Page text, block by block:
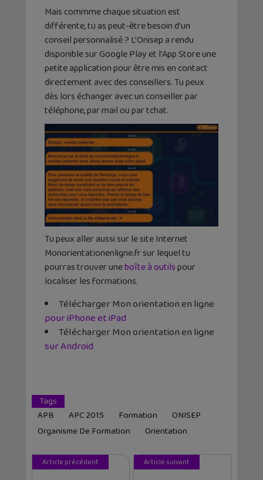
Mais commme chaque situation est
différente, tu as peut-être besoin d’un
conseil personnalisé ? L’Onisep a rendu
disponible sur Google Play et l’App Store une
petite application pour être mis en contact
directement avec des conseillers. Tu peux
dès lors échanger avec un conseiller par
téléphone, par mail ou par tchat.
Tu peux aller aussi sur le site Internet
Monorientationenligne.fr sur lequel tu
pourras trouver uneboîte à outilspour
localiser les formations.
Télécharger Mon orientation en ligne
pour iPhone et iPad
Télécharger Mon orientation en ligne
sur Android
Tags
APB
APC 2015 Formation
ONISEP
Organisme De Formation
Orientation
Article précédent Article suivant